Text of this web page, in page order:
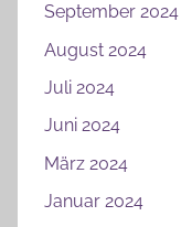
September 2024
August 2024
Juli 2024
Juni 2024
März 2024
Januar 2024